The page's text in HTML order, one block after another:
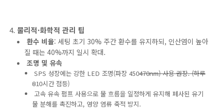
물리적·화학적 관리 팁
환수 비율: 세팅 초기 30% 주간 환수를 유지하되, 인산염이 높아
질 때는 40%까지 일시 확대.
조명 및 유속
SPS 성장에는 강한 LED 조명(파장 450470nm) 사용 권장. (하루
810시간 점등)
고속 유속 펌프 사용으로 물 흐름을 일정하게 유지해 폐사된 유기
물 분해를 촉진하고, 영양 염류 축적 방지.